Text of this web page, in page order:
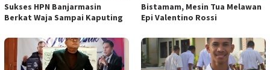
Sukses HPN Banjarmasin
Berkat Waja Sampai Kaputing
Bistamam, Mesin Tua Melawan
Epi Valentino Rossi